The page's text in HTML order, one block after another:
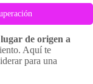
de origen a
Aquí te
para una